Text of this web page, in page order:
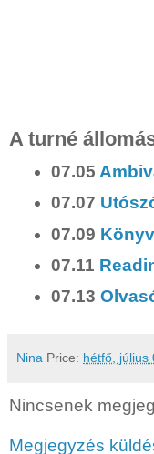
A turné
07.05
07.07
07.09
07.11
07.13
Nina Price: hétfő, július
Nincsenek
Megjegyzés